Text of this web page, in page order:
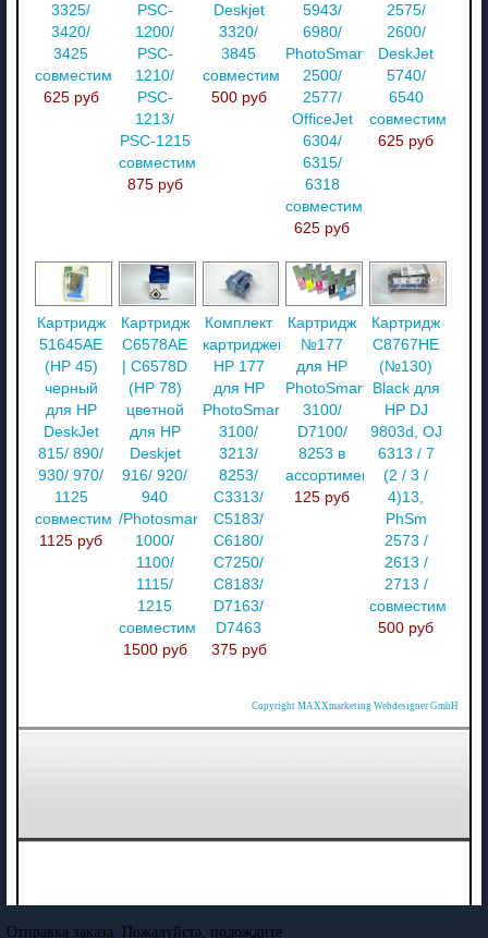
3325/
3420/
3425
совместимый
625 руб
PSC-
1200/
PSC-
1210/
PSC-
1213/
PSC-1215
совместимый
875 руб
Deskjet
3320/
3845
совместимый
500 руб
5943/
6980/
PhotoSmart
2500/
2577/
OfficeJet
6304/
6315/
6318
совместимый
625 руб
2575/
2600/
DeskJet
5740/
6540
совместимый
625 руб
Картридж
51645AE
(НР 45)
черный
для HP
DeskJet
815/ 890/
930/ 970/
1125
совместимый
1125 руб
Картридж
C6578AE
| C6578D
(HP 78)
цветной
для HP
Deskjet
916/ 920/
940
/Photosmart
1000/
1100/
1115/
1215
совместимый
1500 руб
Комплект
картриджей
HP 177
для HP
PhotoSmart
3100/
3213/
8253/
C3313/
C5183/
C6180/
C7250/
C8183/
D7163/
D7463
375 руб
Картридж
№177
для HP
PhotoSmart
3100/
D7100/
8253 в
ассортименте
125 руб
Картридж
C8767HE
(№130)
Black для
HP DJ
9803d, OJ
6313 / 7
(2 / 3 /
4)13,
PhSm
2573 /
2613 /
2713 /
совместимый
500 руб
Copyright MAXXmarketing Webdesigner GmbH
Отправка заказа. Пожалуйста, подождите